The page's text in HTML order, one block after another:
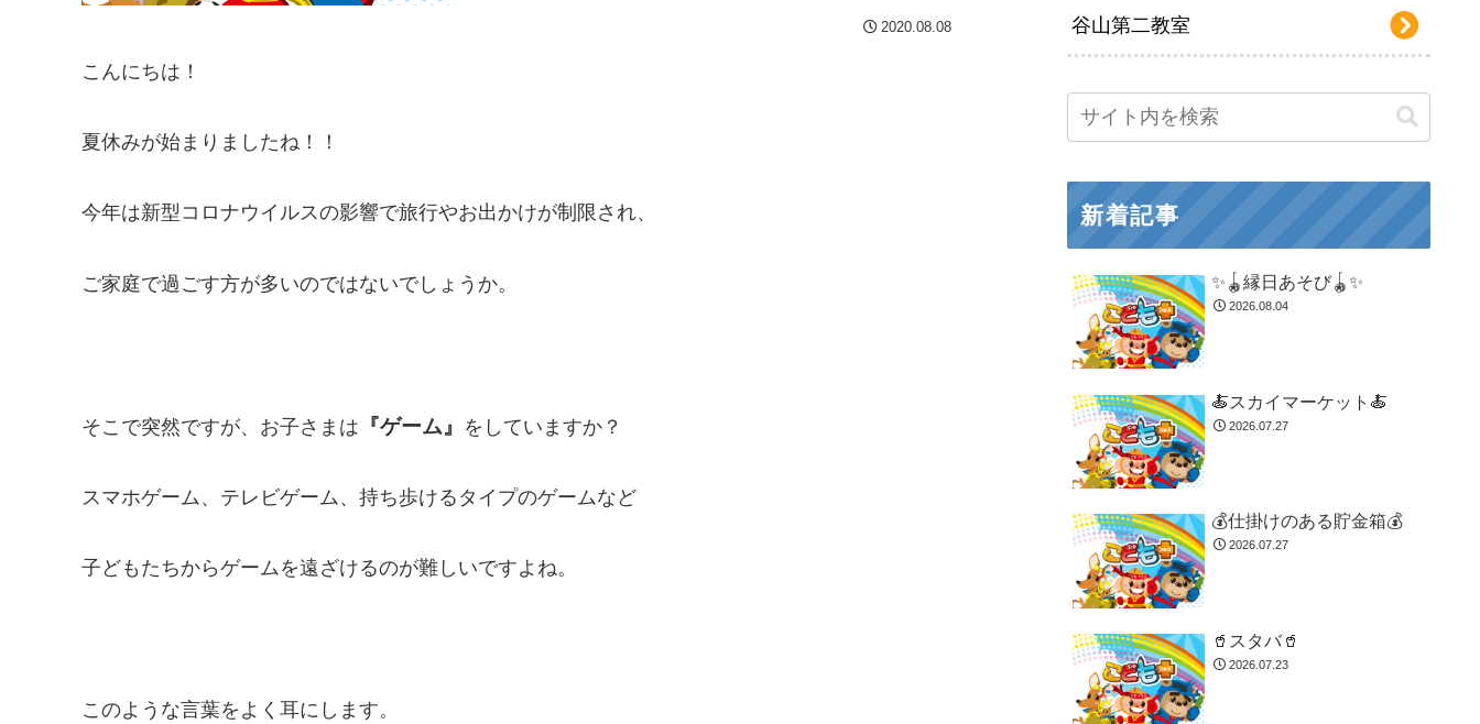
2020.08.08
こんにちは！
夏休みが始まりましたね！！
今年は新型コロナウイルスの影響で旅行やお出かけが制限され、
ご家庭で過ごす方が多いのではないでしょうか。
そこで突然ですが、お子さまは 『ゲーム』 をしていますか？
スマホゲーム、テレビゲーム、持ち歩けるタイプのゲームなど
子どもたちからゲームを遠ざけるのが難しいですよね。
このような言葉をよく耳にします。
谷山第二教室
新着記事
✨🪀縁日あそび🪀✨
2026.08.04
🍝スカイマーケット🍝
2026.07.27
💰仕掛けのある貯金箱💰
2026.07.27
🥤スタバ🥤
2026.07.23